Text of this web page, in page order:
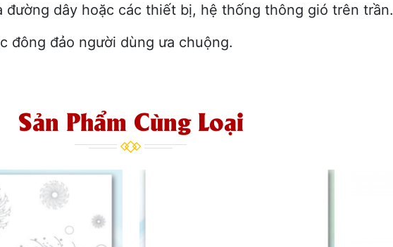
dây hoặc các thiết bị, hệ thống thông gió trên trần.
đông đảo người dùng ưa chuộng.
Sản Phẩm Cùng Loại